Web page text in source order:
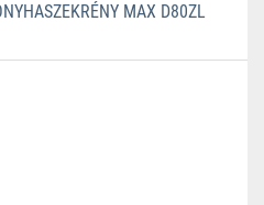
MAX D80ZL